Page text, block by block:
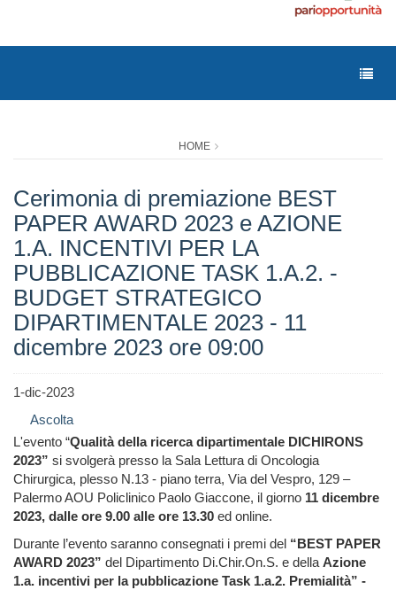
HOME
Cerimonia di premiazione BEST
PAPER AWARD 2023 e AZIONE
1.A. INCENTIVI PER LA
PUBBLICAZIONE TASK 1.A.2. -
BUDGET STRATEGICO
DIPARTIMENTALE 2023 - 11
dicembre 2023 ore 09:00
1-dic-2023
Ascolta
L'evento “Qualità della ricerca dipartimentale DICHIRONS
2023” si svolgerà presso la Sala Lettura di Oncologia
Chirurgica, plesso N.13 - piano terra, Via del Vespro, 129 –
Palermo AOU Policlinico Paolo Giaccone, il giorno 11 dicembre
2023, dalle ore 9.00 alle ore 13.30 ed online.
Durante l’evento saranno consegnati i premi del “BEST PAPER
AWARD 2023” del Dipartimento Di.Chir.On.S. e dellaAzione
1.a. incentivi per la pubblicazione Task 1.a.2. Premialità” -